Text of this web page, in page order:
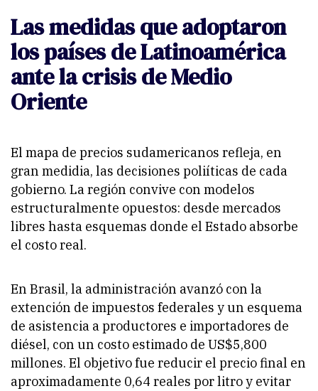
Las medidas que adoptaron
los países de Latinoamérica
ante la crisis de Medio
Oriente
El mapa de precios sudamericanos refleja, en
gran medidia, las decisiones poliíticas de cada
gobierno. La región convive con modelos
estructuralmente opuestos: desde mercados
libres hasta esquemas donde el Estado absorbe
el costo real.
En Brasil, la administración avanzó con la
extención de impuestos federales y un esquema
de asistencia a productores e importadores de
diésel, con un costo estimado de US$5,800
millones. El objetivo fue reducir el precio final en
aproximadamente 0,64 reales por litro y evitar